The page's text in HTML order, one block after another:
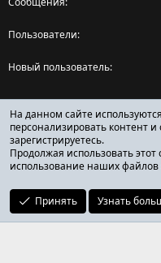
Пользователи
Новый пользователь
Поделиться страницей
Facebook
X (Twitter)
Reddit
ОТЗЫВЫ ОНЛАЙН ФОРУМ
На данном сайте
персонализировать контент
зарегистрируетесь.
Продолжая использовать
использование наших файлов
Принять Узнать